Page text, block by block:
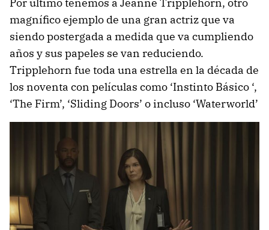
Por último tenemos a Jeanne Tripplehorn, otro
magnífico ejemplo de una gran actriz que va
siendo postergada a medida que va cumpliendo
años y sus papeles se van reduciendo.
Tripplehorn fue toda una estrella en la década de
los noventa con películas como ‘Instinto Básico ‘,
‘The Firm’, ‘Sliding Doors’ o incluso ‘Waterworld’